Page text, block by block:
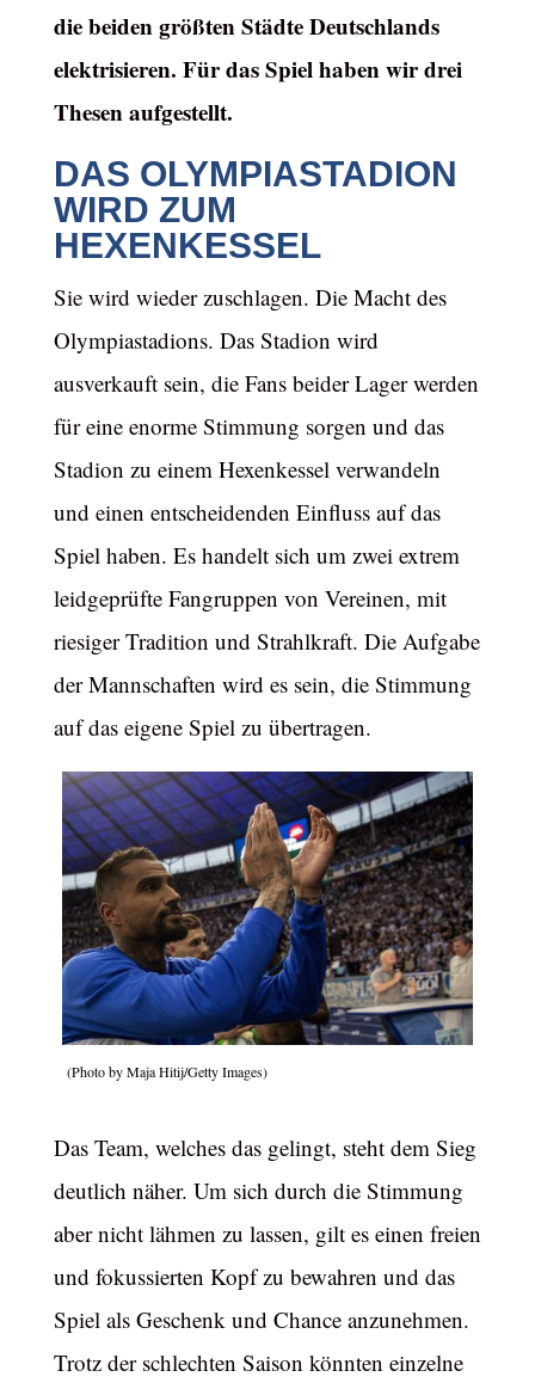
die beiden größten Städte Deutschlands
elektrisieren. Für das Spiel haben wir drei
Thesen aufgestellt.
DAS OLYMPIASTADION
WIRD ZUM
HEXENKESSEL
Sie wird wieder zuschlagen. Die Macht des
Olympiastadions. Das Stadion wird
ausverkauft sein, die Fans beider Lager werden
für eine enorme Stimmung sorgen und das
Stadion zu einem Hexenkessel verwandeln
und einen entscheidenden Einfluss auf das
Spiel haben. Es handelt sich um zwei extrem
leidgeprüfte Fangruppen von Vereinen, mit
riesiger Tradition und Strahlkraft. Die Aufgabe
der Mannschaften wird es sein, die Stimmung
auf das eigene Spiel zu übertragen.
(Photo by Maja Hitij/Getty Images)
Das Team, welches das gelingt, steht dem Sieg
deutlich näher. Um sich durch die Stimmung
aber nicht lähmen zu lassen, gilt es einen freien
und fokussierten Kopf zu bewahren und das
Spiel als Geschenk und Chance anzunehmen.
Trotz der schlechten Saison könnten einzelne